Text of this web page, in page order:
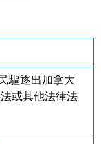
驅逐出加拿大
或其他法律法